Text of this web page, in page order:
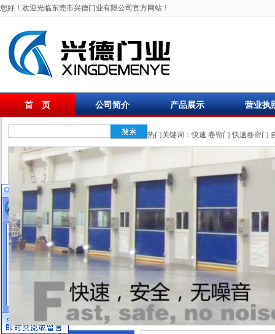
您好！欢迎光临东莞市兴德门业有限公司官方网站！
首 页 公司简介 产品展示 营业执
热门关键词：快速 卷帘门 快速卷帘门
在线客服